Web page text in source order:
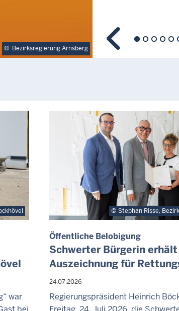
© Bezirksregierung Arnsberg
war
Stephan Risse,
Öffentliche Belobigung
Schwerter Bürgerin erhält
Auszeichnung für
24.07.2026
Regierungspräsident Heinrich